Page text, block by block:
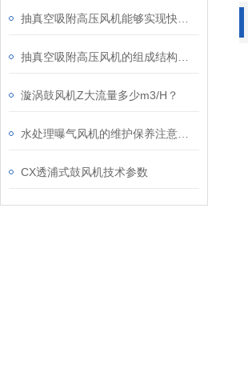
漩涡鼓风机Z大流量多少m3/H？
CX透浦式鼓风机技术参数